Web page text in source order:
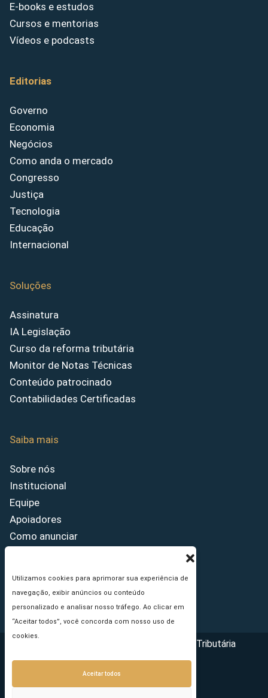
Utilizamos cookies para aprimorar sua experiência de
navegação, exibir anúncios ou conteúdo
personalizado e analisar nosso tráfego. Ao clicar em
“Aceitar todos”, você concorda com nosso uso de
cookies.
Aceitar todos
E-books e estudos
Cursos e mentorias
Vídeos e podcasts
Editorias
Governo
Economia
Negócios
Como anda o mercado
Congresso
Justiça
Tecnologia
Educação
Internacional
Soluções
Assinatura
IA Legislação
Curso da reforma tributária
Monitor de Notas Técnicas
Conteúdo patrocinado
Contabilidades Certificadas
Saiba mais
Sobre nós
Institucional
Equipe
Apoiadores
Como anunciar
Princípios Editoriais
Copyright © 2026 - Portal da Reforma Tributária